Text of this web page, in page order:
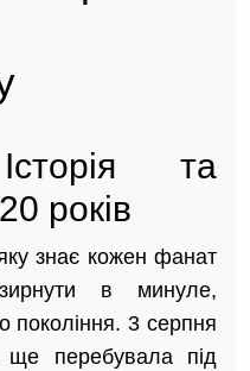
та
років
знає кожен фанат
в минуле,
3 серпня
перебувала під